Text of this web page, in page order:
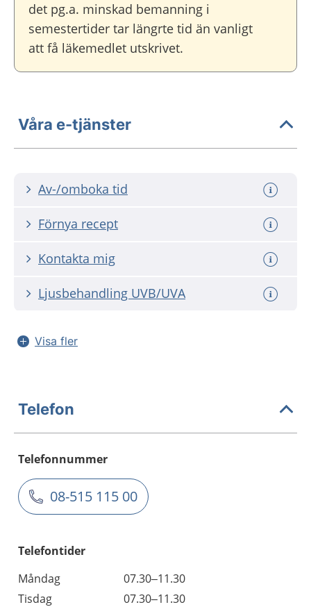
det pg.a. minskad bemanning i
semestertider tar längrte tid än vanligt
att få läkemedlet utskrivet.
Våra e-tjänster
Av-/omboka tid
Förnya recept
Kontakta mig
Ljusbehandling UVB/UVA
Visa fler
Telefon
Telefonnummer
08-515 115 00
Telefontider
Måndag
07.30–11.30
Tisdag
07.30–11.30